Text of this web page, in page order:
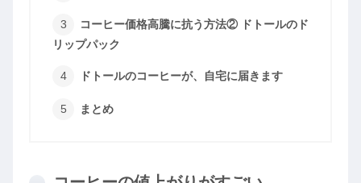
コーヒー価格高騰に抗う方法② ドトールのド
リップパック
ドトールのコーヒーが、自宅に届きます
まとめ